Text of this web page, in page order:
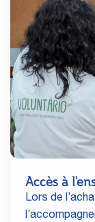
Accès à
Lors de